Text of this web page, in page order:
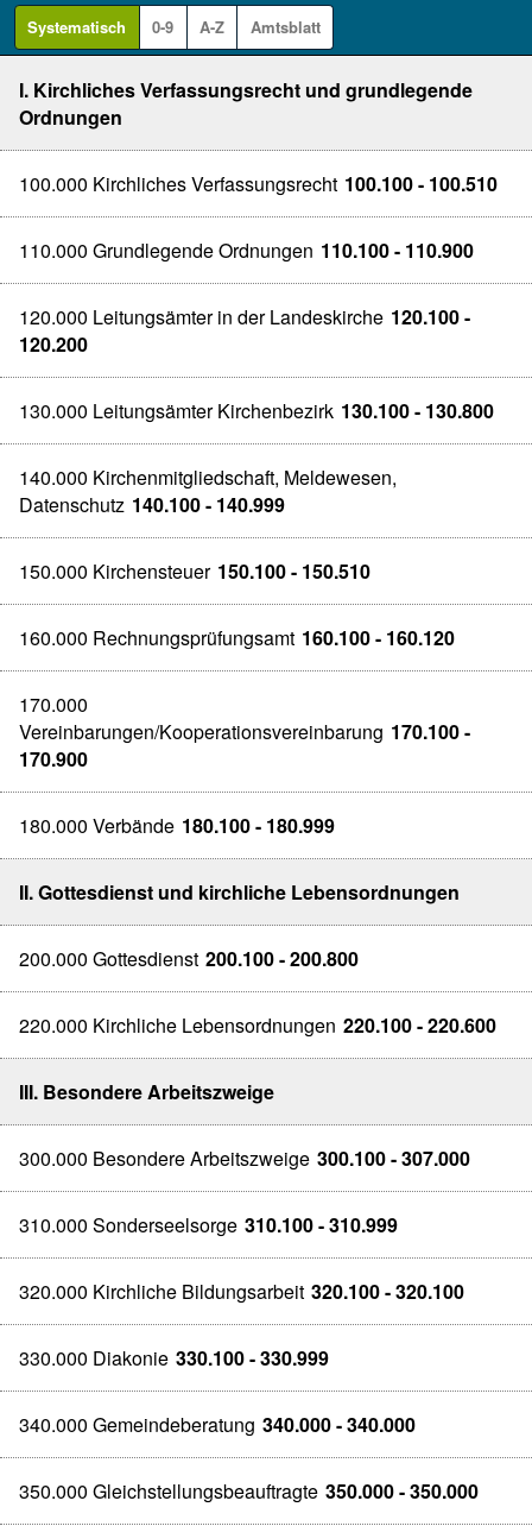
Systematisch 0-9 A-Z Amtsblatt
I. Kirchliches Verfassungsrecht und grundlegende
Ordnungen
100.000 Kirchliches Verfassungsrecht 100.100 - 100.510
110.000 Grundlegende Ordnungen 110.100 - 110.900
120.000 Leitungsämter in der Landeskirche 120.100 -
120.200
130.000 Leitungsämter Kirchenbezirk 130.100 - 130.800
140.000 Kirchenmitgliedschaft, Meldewesen,
Datenschutz 140.100 - 140.999
150.000 Kirchensteuer 150.100 - 150.510
160.000 Rechnungsprüfungsamt 160.100 - 160.120
170.000
Vereinbarungen/Kooperationsvereinbarung 170.100 -
170.900
180.000 Verbände 180.100 - 180.999
II. Gottesdienst und kirchliche Lebensordnungen
200.000 Gottesdienst 200.100 - 200.800
220.000 Kirchliche Lebensordnungen 220.100 - 220.600
III. Besondere Arbeitszweige
300.000 Besondere Arbeitszweige 300.100 - 307.000
310.000 Sonderseelsorge 310.100 - 310.999
320.000 Kirchliche Bildungsarbeit 320.100 - 320.100
330.000 Diakonie 330.100 - 330.999
340.000 Gemeindeberatung 340.000 - 340.000
350.000 Gleichstellungsbeauftragte 350.000 - 350.000